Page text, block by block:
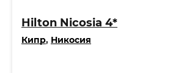
Hilton Nicosia 4*
Кипр, Никосия